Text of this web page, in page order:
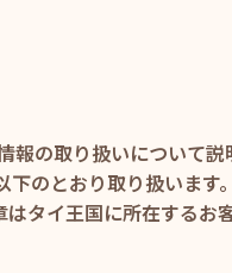
の取り扱いについて説
のとおり取り扱います。
タイ王国に所在するお